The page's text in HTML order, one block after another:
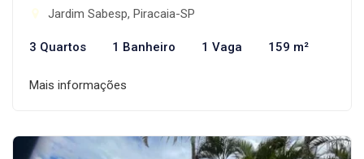
Jardim Sabesp, Piracaia-SP
3 Quartos 1 Banheiro 1 Vaga 159 m²
Mais informações